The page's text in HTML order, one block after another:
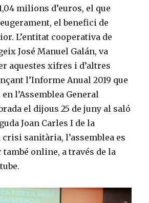
milions d’euros, el que
el benefici de
L’entitat cooperativa de
José Manuel Galán, va
aquestes xifres i d’altres
l’Informe Anual 2019 que
l’Assemblea General
el dijous 25 de juny al saló
Joan Carles I de la
sanitària, l’assemblea es
online, a través de la